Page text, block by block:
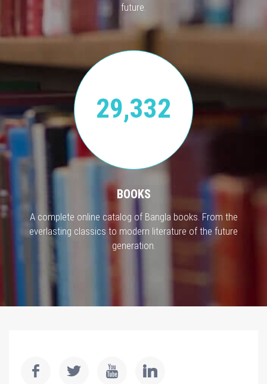
future.
29,332
BOOKS
A complete online catalog of Bangla books. From the
everlasting classics to modern literature of the future
generation.